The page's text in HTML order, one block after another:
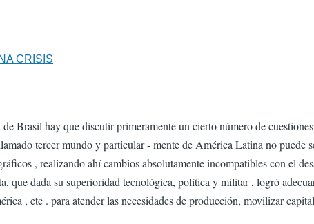
CRISIS
Brasil hay que discutir primeramente un cierto número de
tercer mundo y particular - mente de América Latina no
, realizando ahí cambios absolutamente incompatibles con el
que dada su superioridad tecnológica, política y militar , logró
, etc . para atender las necesidades de producción, movilizar